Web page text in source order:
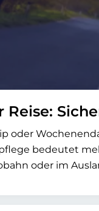
Reise:
oder
bedeutet
oder im